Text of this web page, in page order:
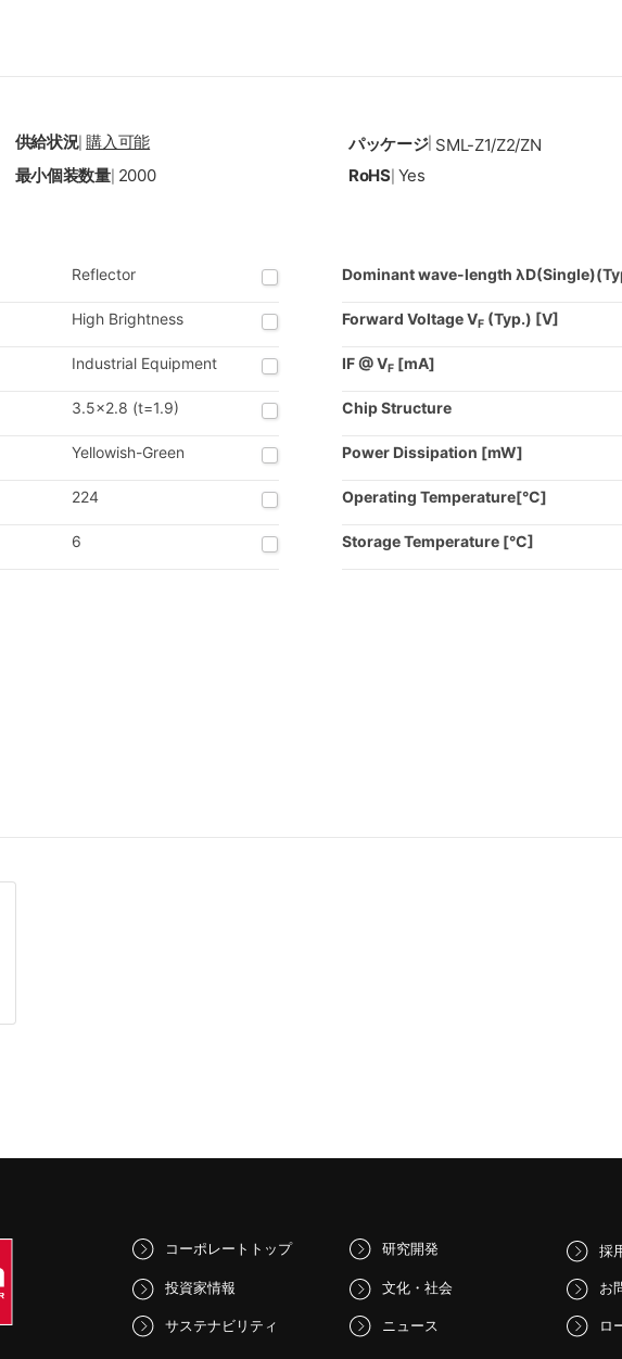
供給状況|購入可能 パッケージ| SML-Z1/Z2/ZN
最小個装数量| 2000 RoHS| Yes
Reflector
High Brightness
Industrial Equipment
3.5x2.8 (t=1.9)
Yellowish-Green
224
6
Dominant wave-length
Forward Voltage VF (Typ.) [V]
IF @ VF [mA]
Chip Structure
Power Dissipation [mW]
Operating Temperature[°C]
Storage Temperature [°C]
コーポレートトップ
投資家情報
サステナビリティ
研究開発
文化・社会
ニュース
採
お
ロ